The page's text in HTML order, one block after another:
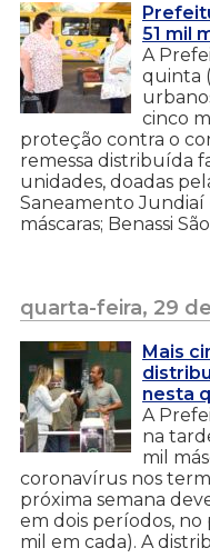
51 mil
A
quinta
cinco
proteção contra o
remessa distribuída
unidades, doadas
Saneamento Jundiaí
máscaras; Benassi
quarta-feira, 29
Mais
nesta
A
na
mil
coronavírus nos
próxima semana
em dois períodos, no
mil em cada). A